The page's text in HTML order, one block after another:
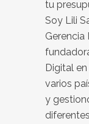
tu
Soy Lili
Gerencia
Digital
varios
y